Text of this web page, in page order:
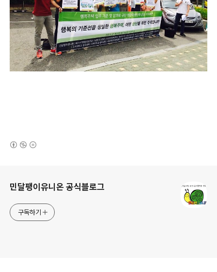
민달팽이유니온 공식블로그
구독하기